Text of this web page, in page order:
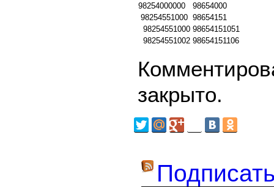
98254000000
98654000
98254551000 98654151
98254551000 98654151051
98254551002 98654151106
закрыто.